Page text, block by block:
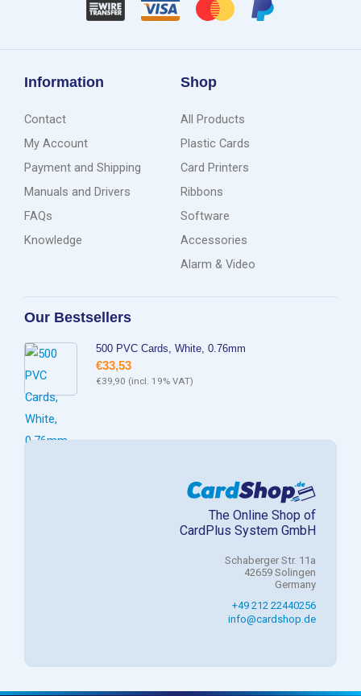
Information
Contact
My Account
Payment and Shipping
Manuals and Drivers
FAQs
Knowledge
Shop
All Products
Plastic Cards
Card Printers
Ribbons
Software
Accessories
Alarm & Video
Our Bestsellers
500 PVC Cards, White, 0.76mm
€33,53
€39,90 (incl. 19% VAT)
The Online Shop of
CardPlus System GmbH
Schaberger Str. 11a
42659 Solingen
Germany
+49 212 22440256
info@cardshop.de